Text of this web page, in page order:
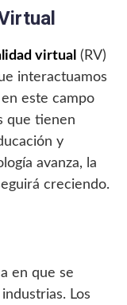
virtual (RV)
interactuamos
este campo
que tienen
y
avanza, la
creciendo.
en que se
Los